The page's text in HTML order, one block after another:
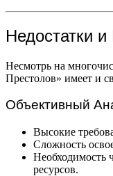
Недостатки
Несмотрь на
Престолов» имеет и
Объективный
Высокие
Сложность
Необходимость
ресурсов.